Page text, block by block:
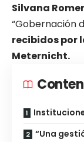
Silvana
“Gobernación
recibidos por
Meternicht.
“Una